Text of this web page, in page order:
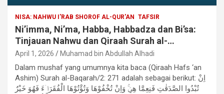
NISA: NAHWU I'RAB SHOROF AL-QUR'AN TAFSIR
Ni’imma, Ni’ma, Habba, Habbadza dan Bi’sa:
Tinjauan Nahwu dan Qiraah Surah al-
Baqarah/2: 271
April 1, 2026 Muhamad bin Abdullah Alhadi
Dalam mushaf yang umumnya kita baca (Qiraah Hafs ‘an
Ashim) Surah al-Baqarah/2: 271 adalah sebagai berikut: اِنْ
تُبْدُوا الصَّدَقٰتِ فَنِعِمَّا هِيَۚ وَاِنْ تُخْفُوْهَا وَتُؤْتُوْهَا الْفُقَرَاۤءَ فَهُوَ خَيْرٌ